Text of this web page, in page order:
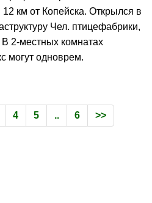
12 км от Копейска. Открылся в
Чел. птицефабрики,
2-местных комнатах
могут одноврем.
4 5 .. 6 >>